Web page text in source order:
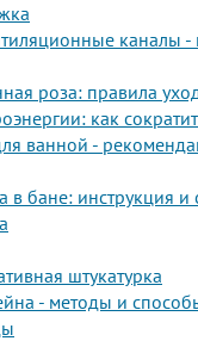
каналы -
роза: правила
как
ванной -
в бане: инструкция
штукатурка
- методы и